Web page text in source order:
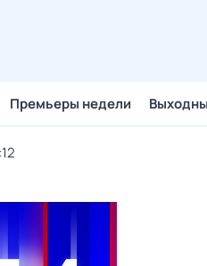
Премьеры недели